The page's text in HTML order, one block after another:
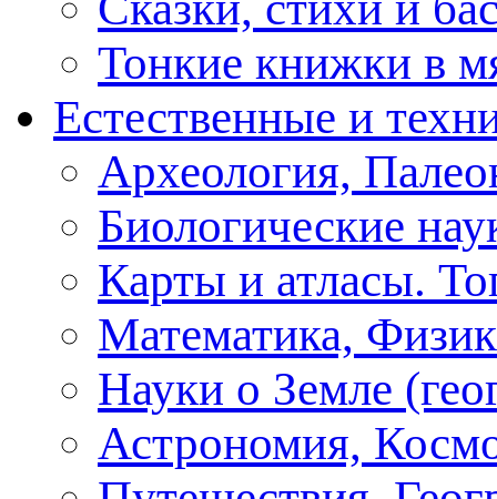
Тонкие книжки в
Естественные и
Археология,
Биологические
Карты и атласы.
Математика,
Науки о Земле
Астрономия,